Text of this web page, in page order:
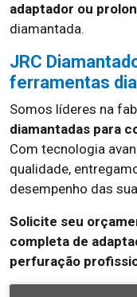
adaptador ou
diamantada.
JRC
ferramentas
Somos líderes na
diamantadas para
Com tecnologia
qualidade,
desempenho das
Solicite seu
completa de
perfuração